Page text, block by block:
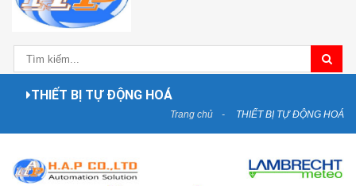
THIẾT BỊ TỰ ĐỘNG HOÁ
Trang chủ THIẾT BỊ TỰ ĐỘNG HOÁ